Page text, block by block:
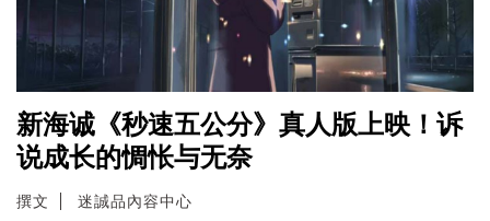
新海诚《秒速五公分》真人版上映！诉
说成长的惆怅与无奈
撰文 迷誠品內容中心